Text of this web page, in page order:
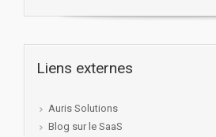
Liens externes
Auris Solutions
Blog sur le SaaS